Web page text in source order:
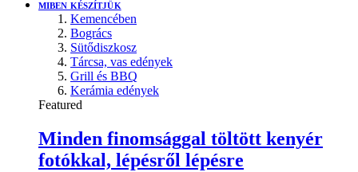
MIBEN KÉSZÍTJÜK
Kemencében
Bogrács
Sütődiszkosz
Tárcsa, vas edények
Grill és BBQ
Kerámia edények
Featured
Minden finomsággal töltött kenyér
fotókkal, lépésről lépésre